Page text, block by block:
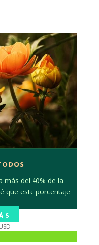
más del 40% de la
que este porcentaje